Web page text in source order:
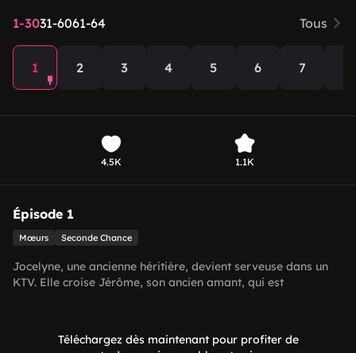
1-3031-6061-64 Tous
1 2 3 4 5 6 7
4.5K 1.1K
Épisode 1
Mœurs Seconde Chance
Jocelyne, une ancienne héritière, devient serveuse dans un
KTV. Elle croise Jérôme, son ancien amant, qui est
leur amour trouve un dénouement heureux.
Téléchargez dès maintenant pour profiter de